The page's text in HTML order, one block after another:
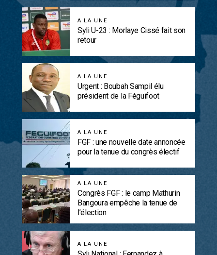
A LA UNE
Syli U-23 : Morlaye Cissé fait son
retour
A LA UNE
Urgent : Boubah Sampil élu
président de la Féguifoot
A LA UNE
FGF : une nouvelle date annoncée
pour la tenue du congrès électif
A LA UNE
Congrès FGF : le camp Mathurin
Bangoura empêche la tenue de
l’élection
A LA UNE